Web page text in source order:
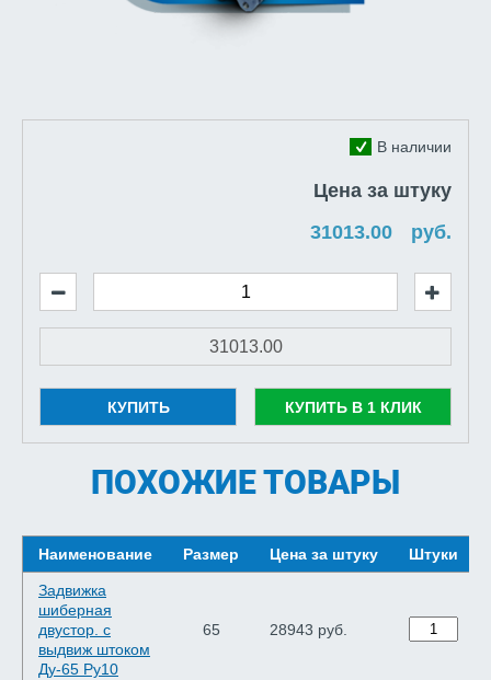
В наличии
Цена за штуку
руб.
КУПИТЬ КУПИТЬ В 1 КЛИК
ПОХОЖИЕ ТОВАРЫ
Наименование Размер Цена за штуку Штуки
Задвижка
шиберная
двустор. с
выдвиж штоком
Ду-65 Ру10
65 28943 руб.